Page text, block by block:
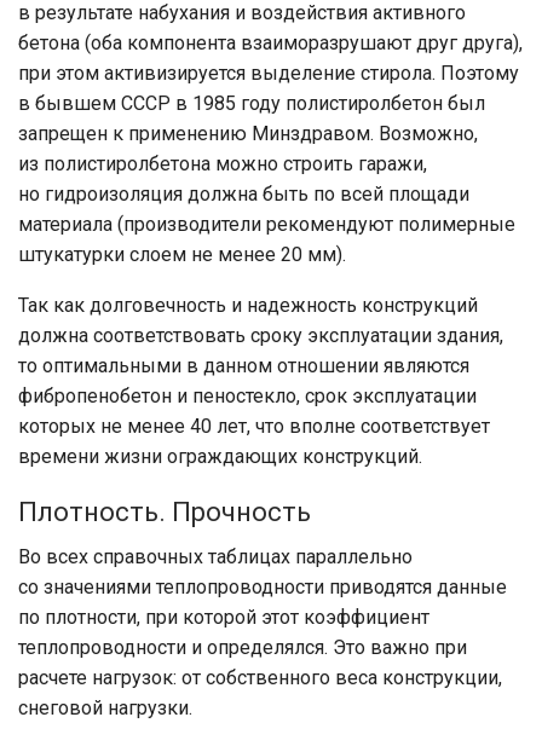
в результате набухания и воздействия активного
бетона (оба компонента взаиморазрушают друг друга),
при этом активизируется выделение стирола. Поэтому
в бывшем СССР в 1985 году полистиролбетон был
запрещен к применению Минздравом. Возможно,
из полистиролбетона можно строить гаражи,
но гидроизоляция должна быть по всей площади
материала (производители рекомендуют полимерные
штукатурки слоем не менее 20 мм).
Так как долговечность и надежность конструкций
должна соответствовать сроку эксплуатации здания,
то оптимальными в данном отношении являются
фибропенобетон и пеностекло, срок эксплуатации
которых не менее 40 лет, что вполне соответствует
времени жизни ограждающих конструкций.
Плотность. Прочность
Во всех справочных таблицах параллельно
со значениями теплопроводности приводятся данные
по плотности, при которой этот коэффициент
теплопроводности и определялся. Это важно при
расчете нагрузок: от собственного веса конструкции,
снеговой нагрузки.